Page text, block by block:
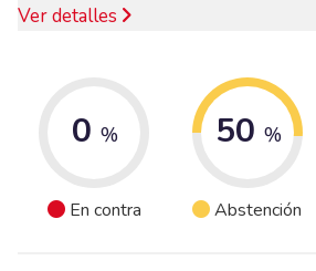
Ver detalles
0 %
En contra
50 %
Abstención